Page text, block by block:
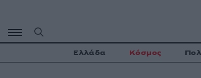
περιεχόμενο
Ελλάδα Κόσμος